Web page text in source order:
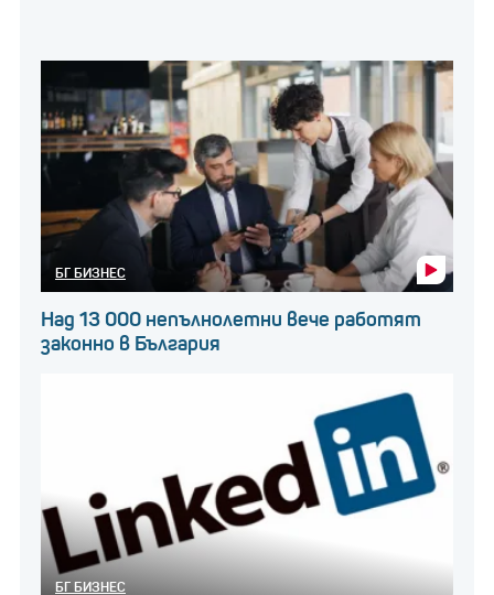
БГ БИЗНЕС
Над 13 000 непълнолетни вече работят
законно в България
БГ БИЗНЕС